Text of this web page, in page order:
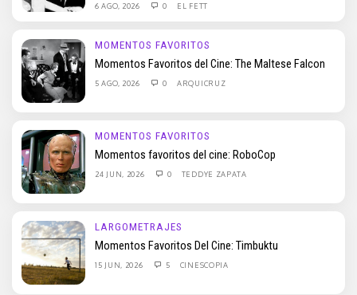
6 AGO, 2026 0 EL FETT
MOMENTOS FAVORITOS
Momentos Favoritos del Cine: The Maltese Falcon
5 AGO, 2026 0 ARQUICRUZ
MOMENTOS FAVORITOS
Momentos favoritos del cine: RoboCop
24 JUN, 2026 0 TEDDYE ZAPATA
LARGOMETRAJES
Momentos Favoritos Del Cine: Timbuktu
15 JUN, 2026 5 CINESCOPIA